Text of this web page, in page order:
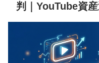
判｜YouTube資